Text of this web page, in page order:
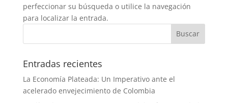
perfeccionar su búsqueda o utilice la navegación
para localizar la entrada.
Entradas recientes
La Economía Plateada: Un Imperativo ante el
acelerado envejecimiento de Colombia